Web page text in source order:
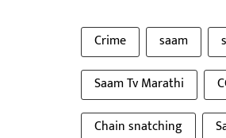
Crime saam
Saam Tv Marathi
Chain snatching